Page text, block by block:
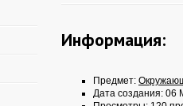
Информация:
Предмет:
Дата создания: 06